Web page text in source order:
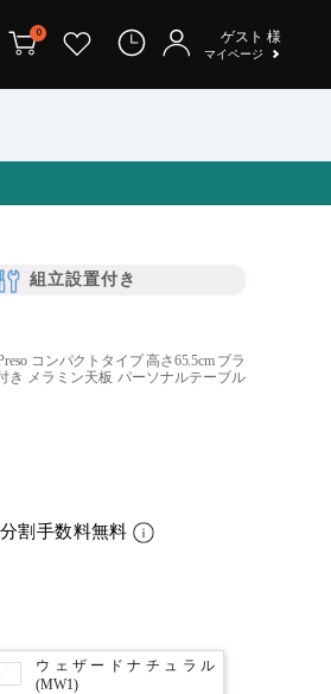
0 ゲスト 様
マイページ
組立設置付き
コンパクトタイプ 高さ65.5cm ブラ
き メラミン天板 パーソナルテーブル
割手数料無料
ウェザードナチュラル
(MW1)